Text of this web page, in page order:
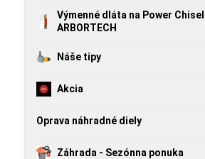
Výmenné dláta na Power Chisel
ARBORTECH
Náše tipy
Akcia
Oprava náhradné diely
Záhrada - Sezónna ponuka